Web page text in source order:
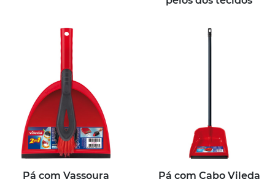
Pá com Vassoura
Pá com Cabo Vileda